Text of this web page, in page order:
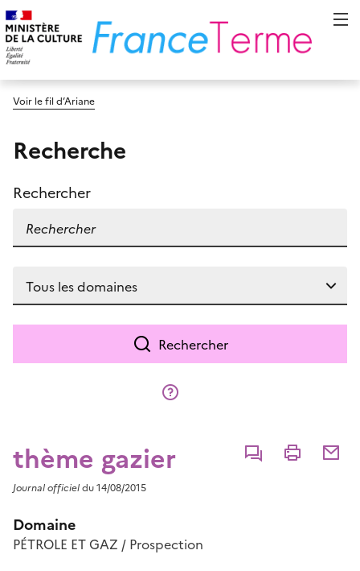
Voir le fil d’Ariane
Recherche
Rechercher
Rechercher
thème gazier CommenterImprimer
Journal officieldu 14/08/2015
Domaine
PÉTROLE ET GAZ / Prospection